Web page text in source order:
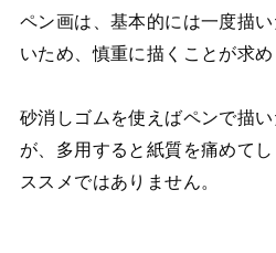
ペン画は、基本的には一度描
いため、慎重に描くことが求め
砂消しゴムを使えばペンで描
が、多用すると紙質を痛めて
ススメではありません。